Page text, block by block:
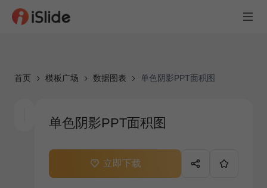
首页 模板广场 数据图表 单色阴影PPT面积图
单色阴影PPT面积图
立即下载